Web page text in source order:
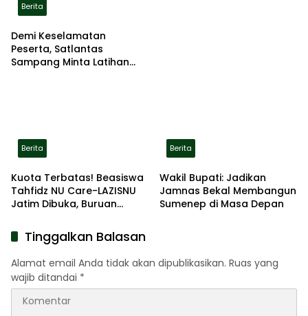
Berita
Demi Keselamatan
Peserta, Satlantas
Sampang Minta Latihan
Berita
Kuota Terbatas! Beasiswa
Tahfidz NU Care-LAZISNU
Jatim Dibuka, Buruan
Berita
Wakil Bupati: Jadikan
Jamnas Bekal Membangun
Sumenep di Masa Depan
Tinggalkan Balasan
Alamat email Anda tidak akan dipublikasikan. Ruas yang
wajib ditandai *